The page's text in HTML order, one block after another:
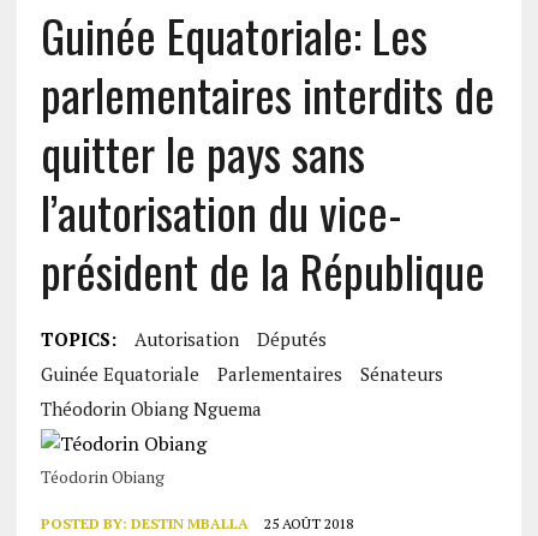
Guinée Equatoriale: Les
parlementaires interdits de
quitter le pays sans
l’autorisation du vice-
président de la République
TOPICS: Autorisation
Députés
Guinée Equatoriale
Parlementaires
Sénateurs
Théodorin Obiang Nguema
Téodorin Obiang
POSTED BY: DESTIN MBALLA 25 AOÛT 2018